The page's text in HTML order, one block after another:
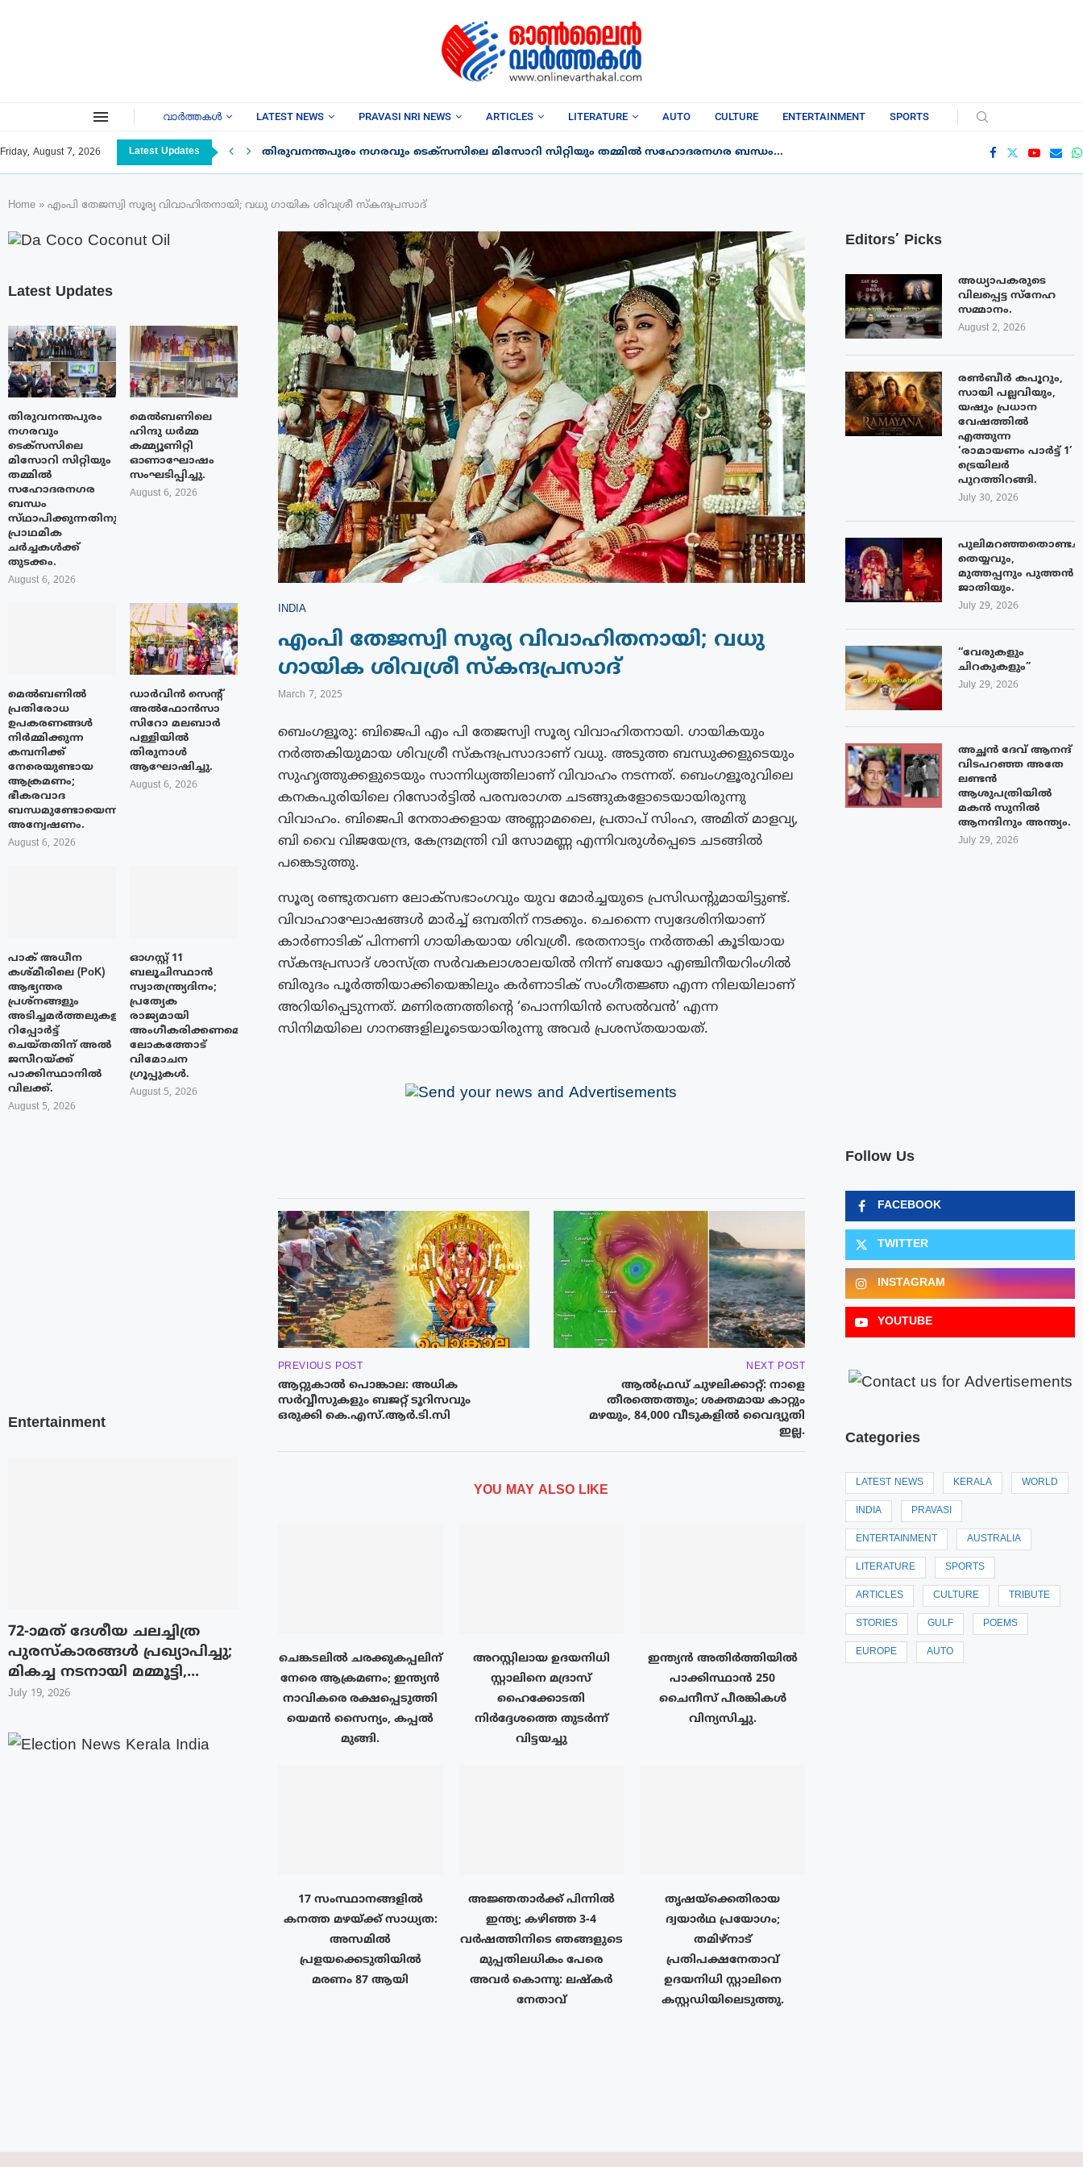
വാർത്തകൾ LATEST NEWS PRAVASI NRI NEWS ARTICLES LITERATURE AUTO CULTURE ENTERTAINMENT SPORTS
Friday, August 7, 2026 Latest Updates തിരുവനന്തപുരം നഗരവും ടെക്‌സസിലെ മിസോറി സിറ്റിയും തമ്മിൽ സഹോദരനഗര ബന്ധം...
Home » എംപി തേജസ്വി സൂര്യ വിവാഹിതനായി; വധു ഗായിക ശിവശ്രീ സ്‌കന്ദപ്രസാദ്
INDIA
എംപി തേജസ്വി സൂര്യ വിവാഹിതനായി; വധു
ഗായിക ശിവശ്രീ സ്‌കന്ദപ്രസാദ്
March 7, 2025
ബെം​ഗളൂരു: ബിജെപി എം പി തേജസ്വി സൂര്യ വിവാഹിതനായി. ​ഗായികയും
നർത്തകിയുമായ ശിവശ്രീ സ്‌കന്ദപ്രസാദാണ് വധു. അടുത്ത ബന്ധുക്കളുടെയും
സുഹൃത്തുക്കളുടെയും സാന്നിധ്യത്തിലാണ് വിവാഹം നടന്നത്. ബെം​ഗളൂരുവിലെ
കനകപുരിയിലെ റിസോർട്ടിൽ പരമ്പരാ​ഗത ചടങ്ങുകളോടെയായിരുന്നു
വിവാഹം. ബിജെപി നേതാക്കളായ അണ്ണാമലൈ, പ്രതാപ് സിംഹ, അമിത് മാളവ്യ,
ബി വൈ വിജയേന്ദ്ര, കേന്ദ്രമന്ത്രി വി സോമണ്ണ എന്നിവരുൾപ്പെടെ ചടങ്ങിൽ
പങ്കെടുത്തു.
സൂര്യ രണ്ടുതവണ ലോക്‌സഭാംഗവും യുവ മോർച്ചയുടെ പ്രസിഡന്റുമായിട്ടുണ്ട്.
വിവാഹാഘോഷങ്ങൾ മാർച്ച് ഒമ്പതിന് നടക്കും. ചെന്നൈ സ്വദേശിനിയാണ്
കാർണാടിക് പിന്നണി ​ഗാ​യികയായ ശിവശ്രീ. ഭരതനാട്യം നർത്തകി കൂടിയായ
സ്‌കന്ദപ്രസാദ് ശാസ്ത്ര സർവകലാശാലയിൽ നിന്ന് ബയോ എഞ്ചിനീയറിംഗിൽ
ബിരുദം പൂർത്തിയാക്കിയെങ്കിലും ക‍ര്‍ണാടിക് സംഗീതജ്ഞ എന്ന നിലയിലാണ്
അറിയിപ്പെടുന്നത്. മണിരത്നത്തിന്റെ ‘പൊന്നിയിൻ സെൽവൻ’ എന്ന
സിനിമയിലെ ഗാനങ്ങളിലൂടെയായിരുന്നു അവർ പ്രശസ്തയായത്.
PREVIOUS POST
ആറ്റുകാൽ പൊങ്കാല: അധിക
സർവ്വീസുകളും ബജറ്റ് ടൂറിസവും
ഒരുക്കി കെ.എസ്.ആർ.ടി.സി
NEXT POST
ആൽഫ്രഡ് ചുഴലിക്കാറ്റ്: നാളെ
തീരത്തെത്തും; ശക്തമായ കാറ്റും
മഴയും, 84,000 വീടുകളിൽ വൈദ്യുതി
ഇല്ല.
YOU MAY ALSO LIKE
ചെങ്കടലിൽ ചരക്കുകപ്പലിന്
നേരെ ആക്രമണം; ഇന്ത്യൻ
നാവികരെ രക്ഷപ്പെടുത്തി
യെമൻ സൈന്യം, കപ്പൽ
മുങ്ങി.
അറസ്റ്റിലായ ഉദയനിധി
സ്റ്റാലിനെ മദ്രാസ്
ഹൈക്കോടതി
നിർദ്ദേശത്തെ തുടർന്ന്
വിട്ടയച്ചു
ഇന്ത്യൻ അതിർത്തിയിൽ
പാക്കിസ്ഥാൻ 250
ചൈനീസ് പീരങ്കികൾ
വിന്യസിച്ചു.
17 സംസ്ഥാനങ്ങളിൽ
കനത്ത മഴയ്ക്ക് സാധ്യത:
അസമിൽ
പ്രളയക്കെടുതിയിൽ
മരണം 87 ആയി
അജ്ഞതാർക്ക് പിന്നിൽ
ഇന്ത്യ; കഴിഞ്ഞ 3-4
വർഷത്തിനിടെ ഞങ്ങളുടെ
മുപ്പതിലധികം പേരെ
അവർ കൊന്നു: ലഷ്കർ
നേതാവ്
തൃഷയ്ക്കെതിരായ
ദ്വയാർഥ പ്രയോഗം;
തമിഴ്നാട്
പ്രതിപക്ഷനേതാവ്
ഉദയനിധി സ്റ്റാലിനെ
കസ്റ്റഡിയിലെടുത്തു.
Editors’ Picks
അധ്യാപകരുടെ
വിലപ്പെട്ട സ്നേഹ
സമ്മാനം.
August 2, 2026
രൺബീർ കപൂറും,
സായി പല്ലവിയും,
യഷും പ്രധാന
വേഷത്തിൽ
എത്തുന്ന
‘രാമായണം പാർട്ട് 1’
ട്രെയിലർ
പുറത്തിറങ്ങി.
July 30, 2026
തെയ്യവും,
മുത്തപ്പനും പുത്തൻ
ജാതിയും.
July 29, 2026
“വേരുകളും
ചിറകുകളും”
July 29, 2026
അച്ഛൻ ദേവ് ആനന്ദ്
വിടപറഞ്ഞ അതേ
ലണ്ടൻ
ആശുപത്രിയിൽ
മകൻ സുനിൽ
ആനന്ദിനും അന്ത്യം.
July 29, 2026
Follow Us
FACEBOOK
TWITTER
INSTAGRAM
YOUTUBE
Categories
LATEST NEWS KERALA WORLD
INDIA PRAVASI
ENTERTAINMENT AUSTRALIA
LITERATURE SPORTS
ARTICLES CULTURE TRIBUTE
STORIES GULF POEMS
EUROPE AUTO
Latest Updates
തിരുവനന്തപുരം
നഗരവും
ടെക്‌സസിലെ
മിസോറി സിറ്റിയും
തമ്മിൽ
സഹോദരനഗര
ബന്ധം
സ്‌ഥാപിക്കുന്നതിനുള്ള
പ്രാഥമിക
ചർച്ചകൾക്ക്
തുടക്കം.
August 6, 2026
മെൽബണിലെ
ഹിന്ദു ധർമ്മ
കമ്മ്യൂണിറ്റി
ഓണാഘോഷം
സംഘടിപ്പിച്ചു.
August 6, 2026
മെൽബണിൽ
പ്രതിരോധ
ഉപകരണങ്ങൾ
നിർമ്മിക്കുന്ന
കമ്പനിക്ക്
നേരെയുണ്ടായ
ആക്രമണം;
ഭീകരവാദ
ബന്ധമുണ്ടോയെന്ന്
അന്വേഷണം.
August 6, 2026
ഡാർവിൻ സെന്റ്
അൽഫോൻസാ
സിറോ മലബാർ
പള്ളിയിൽ
തിരുനാൾ
ആഘോഷിച്ചു.
August 6, 2026
പാക് അധീന
കശ്മീരിലെ (PoK)
ആഭ്യന്തര
പ്രശ്നങ്ങളും
അടിച്ചമർത്തലുകളും
റിപ്പോർട്ട്
ചെയ്തതിന് അൽ
ജസീറയ്‌ക്ക്
പാക്കിസ്ഥാനിൽ
വിലക്ക്.
August 5, 2026
ഓഗസ്റ്റ് 11
ബലൂചിസ്ഥാൻ
സ്വാതന്ത്ര്യദിനം;
പ്രത്യേക
രാജ്യമായി
അംഗീകരിക്കണമെന്ന്
ലോകത്തോട്
വിമോചന
ഗ്രൂപ്പുകൾ.
August 5, 2026
Entertainment
72-ാമത് ദേശീയ ചലച്ചിത്ര
പുരസ്‌കാരങ്ങള്‍ പ്രഖ്യാപിച്ചു;
മികച്ച നടനായി മമ്മൂട്ടി,...
July 19, 2026